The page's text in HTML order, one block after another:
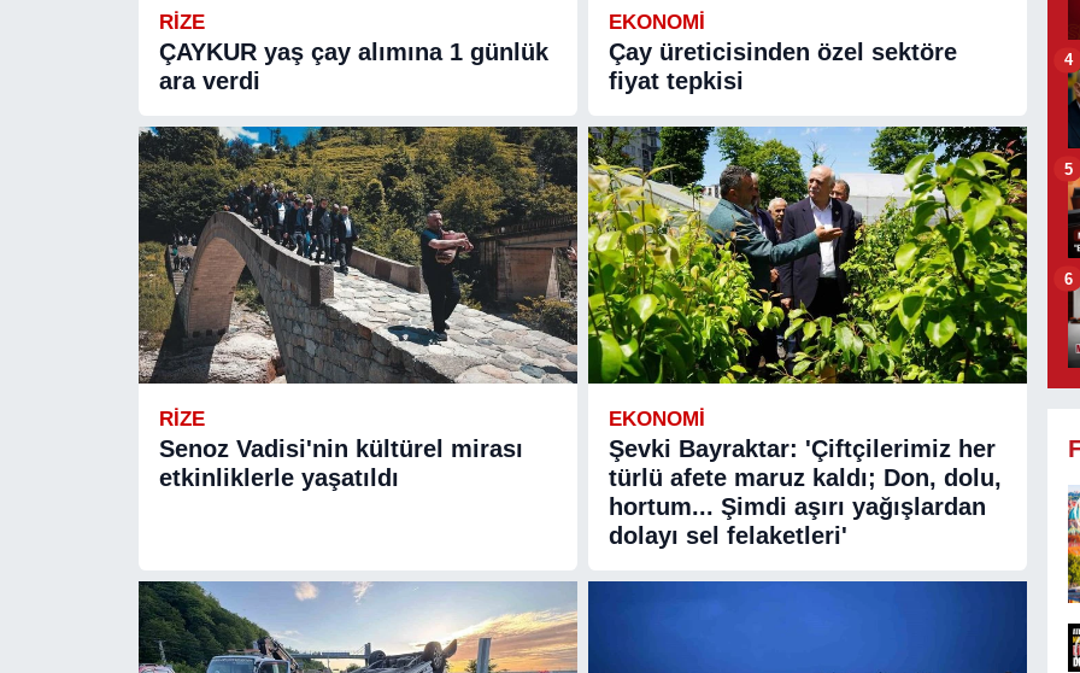
RIZE
ÇAYKUR yaş çay alımına 1 günlük
ara verdi
EKONOMİ
Çay üreticisinden özel sektöre
fiyat tepkisi
RIZE
Senoz Vadisi'nin kültürel mirası
etkinliklerle yaşatıldı
EKONOMİ
Şevki Bayraktar: 'Çiftçilerimiz her
türlü afete maruz kaldı; Don, dolu,
hortum... Şimdi aşırı yağışlardan
dolayı sel felaketleri'
4
5
6